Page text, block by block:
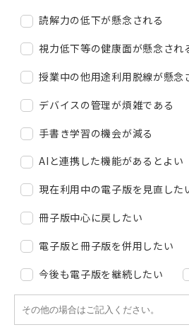
読解力の低下が懸念される
視力低下等の健康面が懸念され
授業中の他用途利用脱線が懸念
デバイスの管理が煩雑である
手書き学習の機会が減る
AIと連携した機能があるとよい
現在利用中の電子版を見直した
冊子版中心に戻したい
電子版と冊子版を併用したい
今後も電子版を継続したい